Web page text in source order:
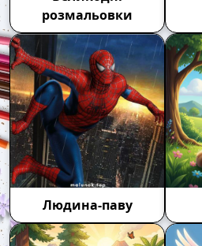
розмальовки
Людина-паву